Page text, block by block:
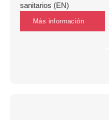
sanitarios (EN)
Más información